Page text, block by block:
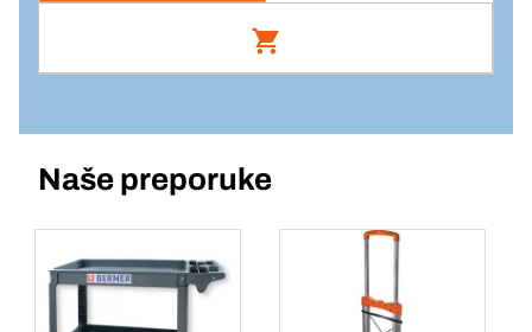
Jedinična cijena/ST
Naše preporuke